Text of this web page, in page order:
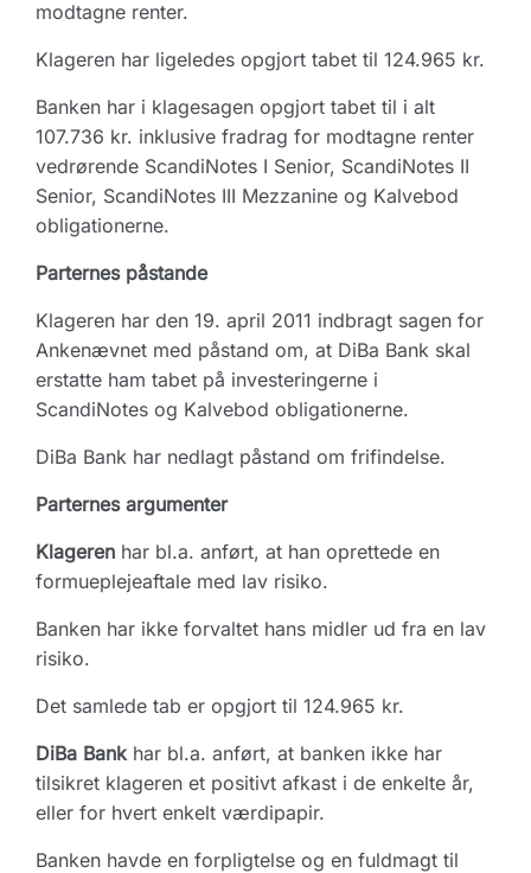
modtagne renter.
Klageren har ligeledes opgjort tabet til 124.965 kr.
Banken har i klagesagen opgjort tabet til i alt
107.736 kr. inklusive fradrag for modtagne renter
vedrørende ScandiNotes I Senior, ScandiNotes II
Senior, ScandiNotes III Mezzanine og Kalvebod
obligationerne.
Parternes påstande
Klageren har den 19. april 2011 indbragt sagen for
Ankenævnet med påstand om, at DiBa Bank skal
erstatte ham tabet på investeringerne i
ScandiNotes og Kalvebod obligationerne.
DiBa Bank har nedlagt påstand om frifindelse.
Parternes argumenter
Klageren har bl.a. anført, at han oprettede en
formueplejeaftale med lav risiko.
Banken har ikke forvaltet hans midler ud fra en lav
risiko.
Det samlede tab er opgjort til 124.965 kr.
DiBa Bankhar bl.a. anført, at banken ikke har
tilsikret klageren et positivt afkast i de enkelte år,
eller for hvert enkelt værdipapir.
Banken havde en forpligtelse og en fuldmagt til